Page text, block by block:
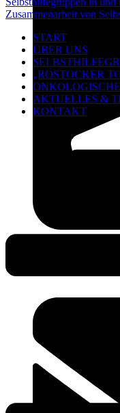
START
ÜBER UNS
„ROSTOCKER
AKTUELLES &
KONTAKT